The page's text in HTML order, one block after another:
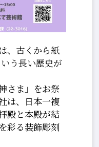
、古くから紙
う長い歴史が
さま」をお祭
は、日本一複
殿と本殿が結
彩る装飾彫刻